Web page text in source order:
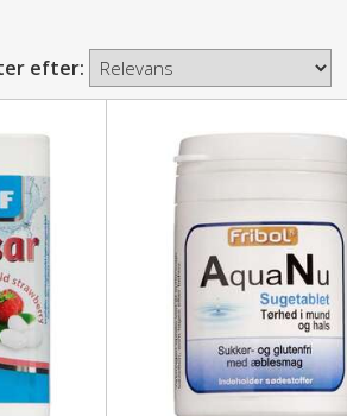
efter: